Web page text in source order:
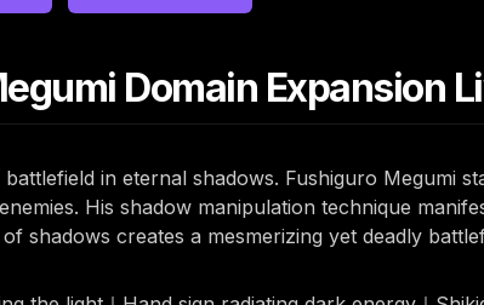
Domain Expansion
in eternal shadows. Fushiguro Megumi
His shadow manipulation technique
shadows creates a mesmerizing yet deadly